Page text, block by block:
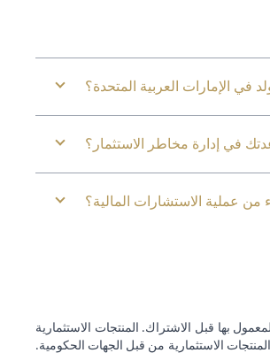
في الإمارات العربية المتحدة؟
في إدارة مخاطر الاستثمار؟
من عملية الاستشارات المالية؟
بها قبل الاشتراك. المنتجات الاستثمارية
الاستثمارية من قبل الجهات الحكومية.